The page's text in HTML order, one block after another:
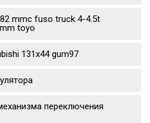
mmc fuso truck 4-4.5t
toyo
131x44 gum97
переключения